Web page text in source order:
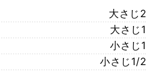
大さじ2
大さじ1
小さじ1
小さじ1/2